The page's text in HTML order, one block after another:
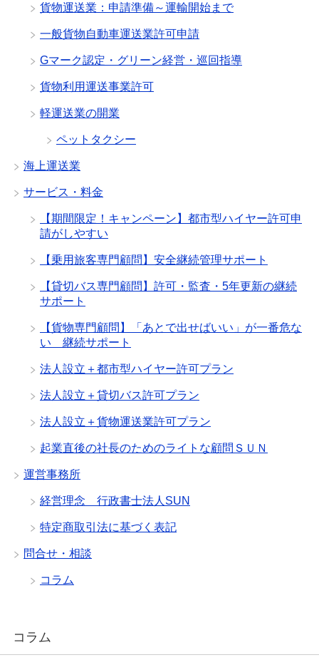
貨物運送業：申請準備～運輸開始まで
一般貨物自動車運送業許可申請
Gマーク認定・グリーン経営・巡回指導
貨物利用運送事業許可
軽運送業の開業
ペットタクシー
海上運送業
サービス・料金
【期間限定！キャンペーン】都市型ハイヤー許可申
請がしやすい
【乗用旅客専門顧問】安全継続管理サポート
【貸切バス専門顧問】許可・監査・5年更新の継続
サポート
【貨物専門顧問】「あとで出せばいい」が一番危な
い 継続サポート
法人設立＋都市型ハイヤー許可プラン
法人設立＋貸切バス許可プラン
法人設立＋貨物運送業許可プラン
起業直後の社長のためのライトな顧問ＳＵＮ
運営事務所
経営理念 行政書士法人SUN
特定商取引法に基づく表記
問合せ・相談
コラム
コラム